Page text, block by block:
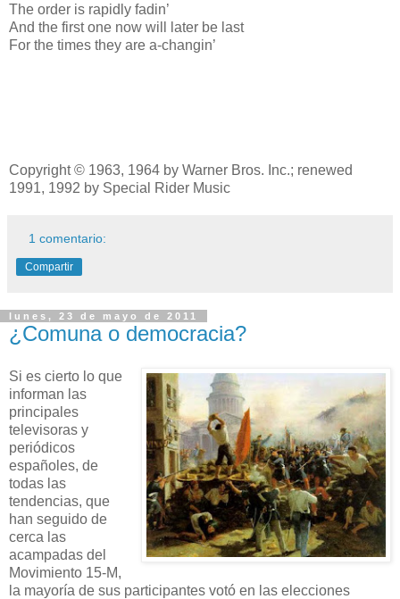
The order is rapidly fadin’
And the first one now will later be last
For the times they are a-changin’
Copyright © 1963, 1964 by Warner Bros. Inc.; renewed
1991, 1992 by Special Rider Music
1 comentario:
Compartir
lunes, 23 de mayo de 2011
¿Comuna o democracia?
Si es cierto lo que
informan las
principales
televisoras y
periódicos
españoles, de
todas las
tendencias, que
han seguido de
cerca las
acampadas del
Movimiento 15-M,
la mayoría de sus participantes votó en las elecciones